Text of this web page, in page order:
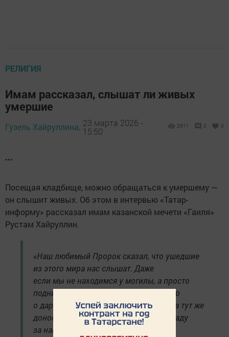
РЕЛИГИЯ
Имам рассказал, слышат ли живых
умершие
Гузель Хайруллина, 23 марта 2026 -
15:50
2611 0 0
...
Посещая кладбище, можно обращаться к умершему —
он слышит живых. Об этом в интервью «Татар-
информу» рассказал имам казанской мечети «Гаиля»
Рустам Хайруллин.
«Наш любимый Пророк сказал, что ушедшие
из этого мира нас слышат. Даже
если мы не находимся у могилы, а просто
поднимаем руки и просим Всевышнего
о даровании рая для матери, эти слова тут же
доносятся до неё, и она получает награду
за нашу мольбу», — пояснил имам.